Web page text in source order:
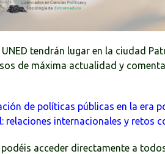
tendrán lugar en la ciudad
de máxima actualidad y
de políticas públicas en la era
relaciones internacionales y retos
acceder directamente a